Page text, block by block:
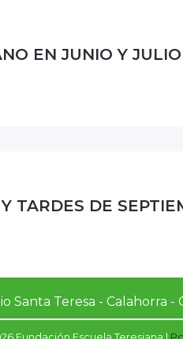
EN JUNIO Y JULIO
TARDES DE
Santa Teresa - Calahorra -